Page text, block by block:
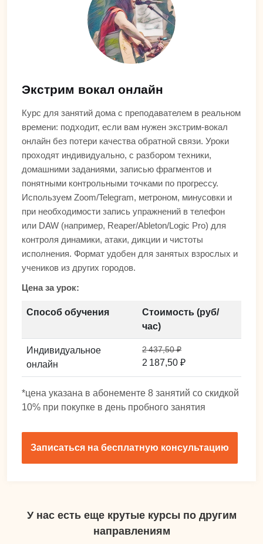
Экстрим вокал онлайн
Курс для занятий дома с преподавателем в реальном
времени: подходит, если вам нужен экстрим-вокал
онлайн без потери качества обратной связи. Уроки
проходят индивидуально, с разбором техники,
домашними заданиями, записью фрагментов и
понятными контрольными точками по прогрессу.
Используем Zoom/Telegram, метроном, минусовки и
при необходимости запись упражнений в телефон
или DAW (например, Reaper/Ableton/Logic Pro) для
контроля динамики, атаки, дикции и чистоты
исполнения. Формат удобен для занятых взрослых и
учеников из других городов.
Цена за урок:
Способ обучения
Стоимость (руб/
час)
Индивидуальное
онлайн
2 437,50 ₽
2 187,50 ₽
*цена указана в абонементе 8 занятий со скидкой
10% при покупке в день пробного занятия
Записаться на бесплатную консультацию
У нас есть еще крутые курсы по другим
направлениям